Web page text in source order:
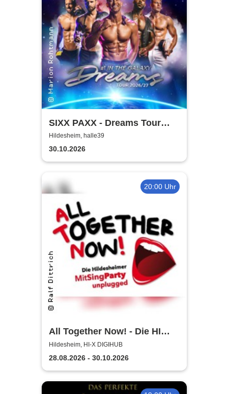
SIXX PAXX - Dreams Tour
2026/27
Hildesheim, halle39
30.10.2026
20:00 Uhr
All Together Now! - Die HI
MitSingParty
Hildesheim, HI-X DIGIHUB
28.08.2026 - 30.10.2026